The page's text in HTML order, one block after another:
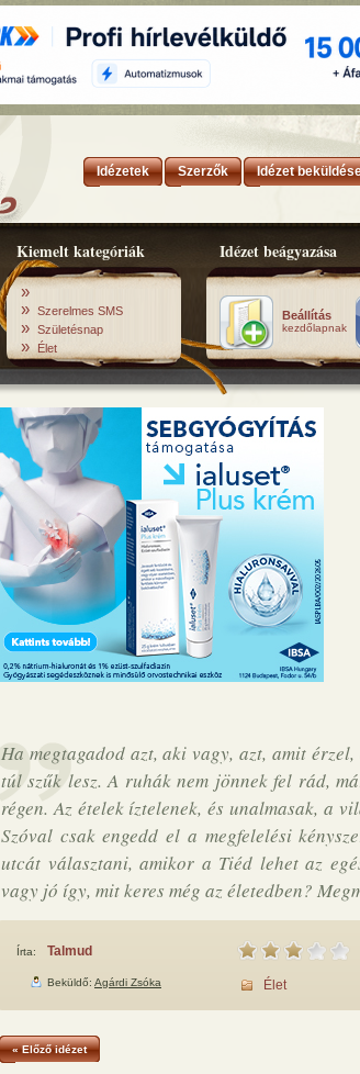
Idézetek Szerzők Idézet
Kiemelt kategóriák
»
» Szerelmes SMS
» Születésnap
» Élet
Idézet beágyazása
Beállítás
kezdőlapnak
Ha megtagadod azt, aki vagy, azt, amit
túl szűk lesz. A ruhák nem jönnek fel rád,
régen. Az ételek íztelenek, és unalmasak, a
Szóval csak engedd el a megfelelési
utcát választani, amikor a Tiéd lehet az
vagy jó így, mit keres még az életedben?
Írta: Talmud
Beküldő: Agárdi Zsóka Élet
« Előző idézet